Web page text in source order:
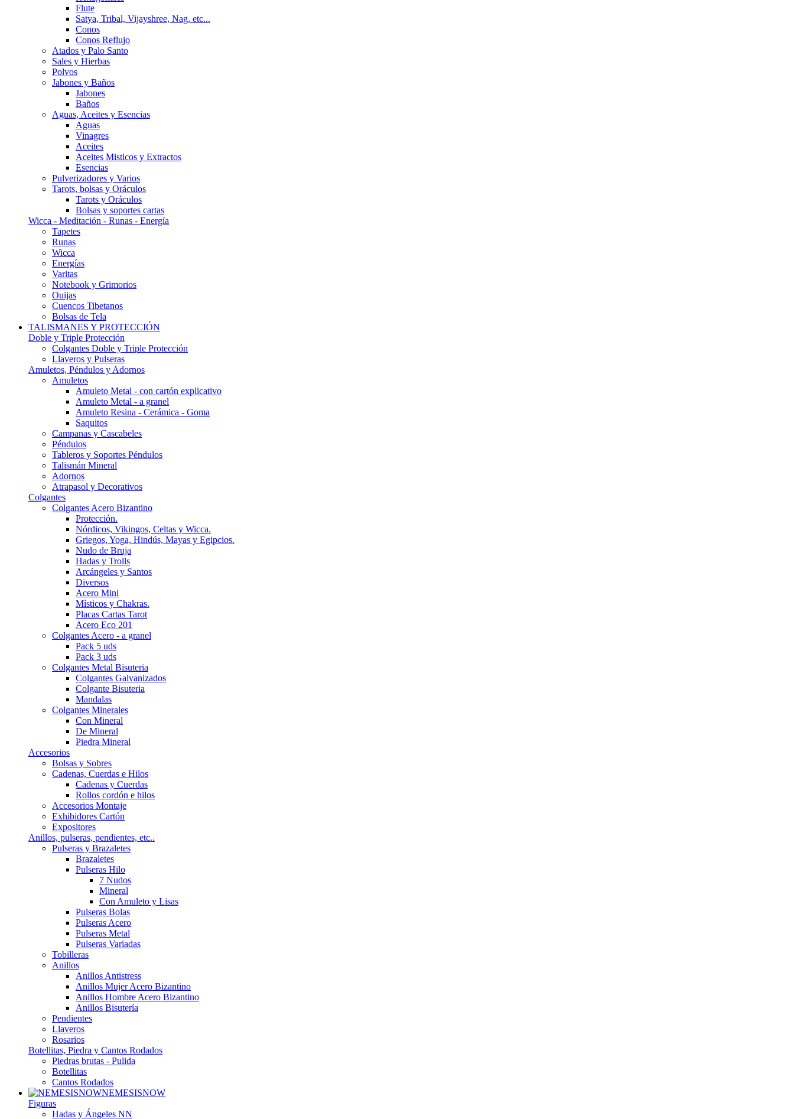
Flute
Satya, Tribal, Vijayshree, Nag, etc...
Conos
Conos Reflujo
Atados y Palo Santo
Sales y Hierbas
Polvos
Jabones y Baños
Jabones
Baños
Aguas, Aceites y Esencias
Aguas
Vinagres
Aceites
Aceites Misticos y Extractos
Esencias
Pulverizadores y Varios
Tarots, bolsas y Oráculos
Tarots y Oráculos
Bolsas y soportes cartas
Wicca - Meditación - Runas - Energía
Tapetes
Runas
Wicca
Energías
Varitas
Notebook y Grimorios
Ouijas
Cuencos Tibetanos
Bolsas de Tela
TALISMANES Y PROTECCIÓN
Doble y Triple Protección
Colgantes Doble y Triple Protección
Llaveros y Pulseras
Amuletos, Péndulos y Adornos
Amuletos
Amuleto Metal - con cartón explicativo
Amuleto Metal - a granel
Amuleto Resina - Cerámica - Goma
Saquitos
Campanas y Cascabeles
Péndulos
Tableros y Soportes Péndulos
Talismán Mineral
Adornos
Atrapasol y Decorativos
Colgantes
Colgantes Acero Bizantino
Protección.
Nórdicos, Vikingos, Celtas y Wicca.
Griegos, Yoga, Hindús, Mayas y Egipcios.
Nudo de Bruja
Hadas y Trolls
Arcángeles y Santos
Diversos
Acero Mini
Místicos y Chakras.
Placas Cartas Tarot
Acero Eco 201
Colgantes Acero - a granel
Pack 5 uds
Pack 3 uds
Colgantes Metal Bisuteria
Colgantes Galvanizados
Colgante Bisuteria
Mandalas
Colgantes Minerales
Con Mineral
De Mineral
Piedra Mineral
Accesorios
Bolsas y Sobres
Cadenas, Cuerdas e Hilos
Cadenas y Cuerdas
Rollos cordón e hilos
Accesorios Montaje
Exhibidores Cartón
Expositores
Anillos, pulseras, pendientes, etc..
Pulseras y Brazaletes
Brazaletes
Pulseras Hilo
7 Nudos
Mineral
Con Amuleto y Lisas
Pulseras Bolas
Pulseras Acero
Pulseras Metal
Pulseras Variadas
Tobilleras
Anillos
Anillos Antistress
Anillos Mujer Acero Bizantino
Anillos Hombre Acero Bizantino
Anillos Bisutería
Pendientes
Llaveros
Rosarios
Botellitas, Piedra y Cantos Rodados
Piedras brutas - Pulida
Botellitas
Cantos Rodados
NEMESISNOW
Figuras
Hadas y Ángeles NN